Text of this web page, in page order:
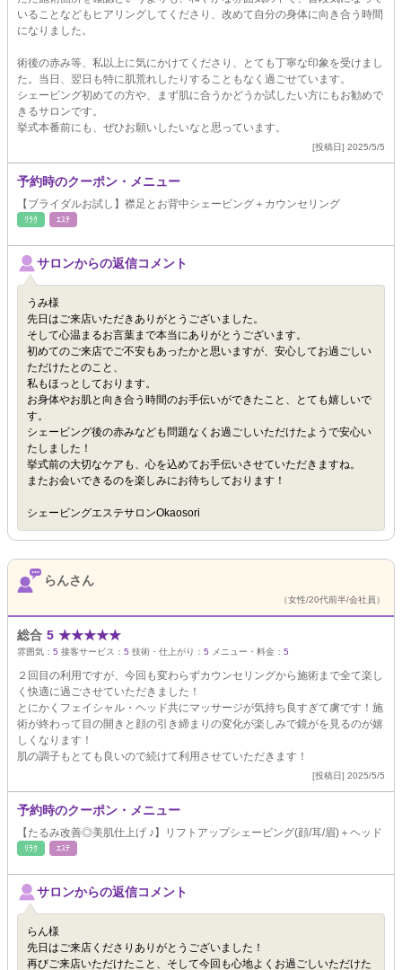
いることなどもヒアリングしてくださり、改めて自分の身体に向き合う時間
になりました。
術後の赤み等、私以上に気にかけてくださり、とても丁寧な印象を受けまし
た。当日、翌日も特に肌荒れしたりすることもなく過ごせています。
シェービング初めての方や、まず肌に合うかどうか試したい方にもお勧めで
きるサロンです。
挙式本番前にも、ぜひお願いしたいなと思っています。
[投稿日] 2025/5/5
予約時のクーポン・メニュー
【ブライダルお試し】襟足とお背中シェービング＋カウンセリング
ﾘﾗｸ ｴｽﾃ
サロンからの返信コメント
うみ様
先日はご来店いただきありがとうございました。
そして心温まるお言葉まで本当にありがとうございます。
初めてのご来店でご不安もあったかと思いますが、安心してお過ごしい
ただけたとのこと、
私もほっとしております。
お身体やお肌と向き合う時間のお手伝いができたこと、とても嬉しいで
す。
シェービング後の赤みなども問題なくお過ごしいただけたようで安心い
たしました！
挙式前の大切なケアも、心を込めてお手伝いさせていただきますね。
またお会いできるのを楽しみにお待ちしております！
シェービングエステサロンOkaosori
らんさん
（女性/20代前半/会社員）
総合 5 ★★★★★
雰囲気： 5 接客サービス： 5 技術・仕上がり： 5 メニュー・料金： 5
２回目の利用ですが、今回も変わらずカウンセリングから施術まで全て楽し
く快適に過ごさせていただきました！
とにかくフェイシャル・ヘッド共にマッサージが気持ち良すぎて虜です！施
術が終わって目の開きと顔の引き締まりの変化が楽しみで鏡がを見るのが嬉
しくなります！
肌の調子もとても良いので続けて利用させていただきます！
[投稿日] 2025/5/5
予約時のクーポン・メニュー
【たるみ改善◎美肌仕上げ ♪】リフトアップシェービング(顔/耳/眉)＋ヘッド
ﾘﾗｸ ｴｽﾃ
サロンからの返信コメント
らん様
先日はご来店くださりありがとうございました！
再びご来店いただけたこと、そして今回も心地よくお過ごしいただけた